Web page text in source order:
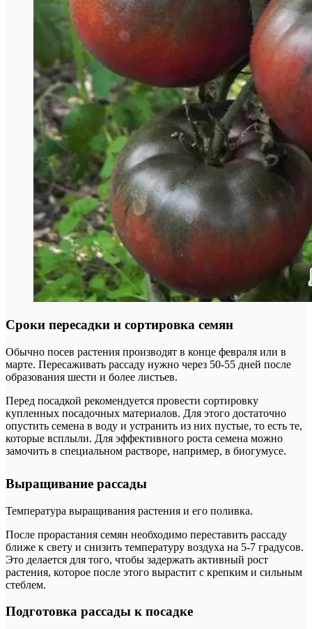
Сроки пересадки и сортировка семян
Обычно посев растения производят в конце февраля или в
марте. Пересаживать рассаду нужно через 50-55 дней после
образования шести и более листьев.
Перед посадкой рекомендуется провести сортировку
купленных посадочных материалов. Для этого достаточно
опустить семена в воду и устранить из них пустые, то есть те,
которые всплыли. Для эффективного роста семена можно
замочить в специальном растворе, например, в биогумусе.
Выращивание рассады
Температура выращивания растения и его поливка.
После прорастания семян необходимо переставить рассаду
ближе к свету и снизить температуру воздуха на 5-7 градусов.
Это делается для того, чтобы задержать активный рост
растения, которое после этого вырастит с крепким и сильным
стеблем.
Подготовка рассады к посадке